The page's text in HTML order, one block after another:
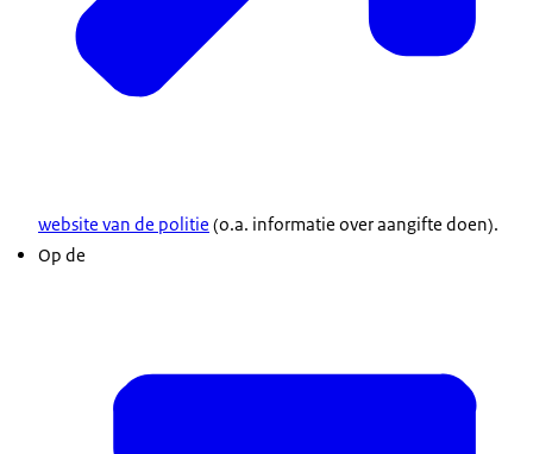
website van de politie (o.a. informatie over aangifte doen).
Op de